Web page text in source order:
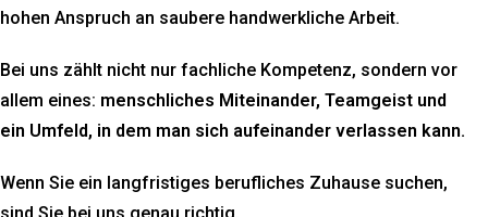
hohen Anspruch an saubere handwerkliche Arbeit.
Bei uns zählt nicht nur fachliche Kompetenz, sondern vor
allem eines: menschliches Miteinander, Teamgeist und
ein Umfeld, in dem man sich aufeinander verlassen kann.
Wenn Sie ein langfristiges berufliches Zuhause suchen,